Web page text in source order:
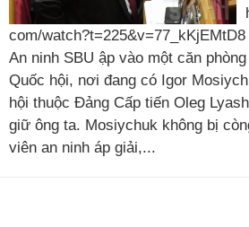
com/
An ninh SBU ập vào một căn
Quốc hội, nơi đang có Igor
hội thuộc Đảng Cấp tiến Oleg
giữ ông ta. Mosiychuk không bị
viên an ninh áp giải,...